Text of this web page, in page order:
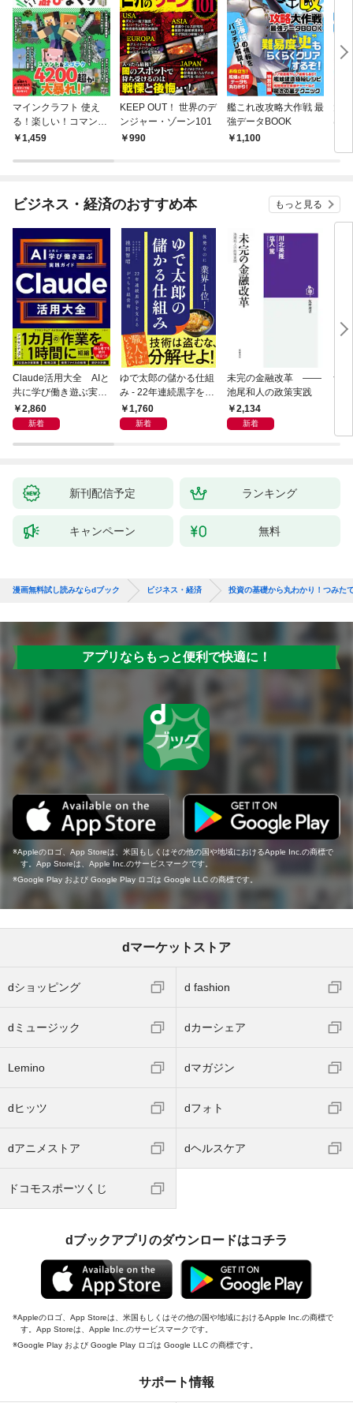
マインクラフト 使え
る！楽しい！コマンド
で游びまくり
1,459
KEEP OUT！ 世界のデ
ンジャー・ゾーン101
990
艦これ改攻略大作戦 最
強データBOOK
1,100
は
ビジネス・経済のおすすめ本 もっと見る
Claude活用大全 AIと
共に学び働き遊ぶ実践
ガイド
2,860
新着
ゆで太郎の儲かる仕組
み - 22年連続黒字を支
えるがっちり経営術 -
1,760
新着
未完の金融改革 ――
池尾和人の政策実践
2,134
新着
食
新刊配信予定 ランキング
キャンペーン 無料
漫画無料試し読みならdブック ビジネス・経済 投資の基礎から丸わかり！つみた
アプリならもっと便利で快適に！
Appleのロゴ、App Storeは、米国もしくはその他の国や地域におけるApple Inc.の商標で
す。App Storeは、Apple Inc.のサービスマークです。
Google Play および Google Play ロゴは Google LLC の商標です。
dマーケットストア
dショッピング d fashion
dミュージック dカーシェア
Lemino dマガジン
dヒッツ dフォト
dアニメストア dヘルスケア
ドコモスポーツくじ
dブックアプリのダウンロードはコチラ
Appleのロゴ、App Storeは、米国もしくはその他の国や地域におけるApple Inc.の商標で
す。App Storeは、Apple Inc.のサービスマークです。
Google Play および Google Play ロゴは Google LLC の商標です。
サポート情報